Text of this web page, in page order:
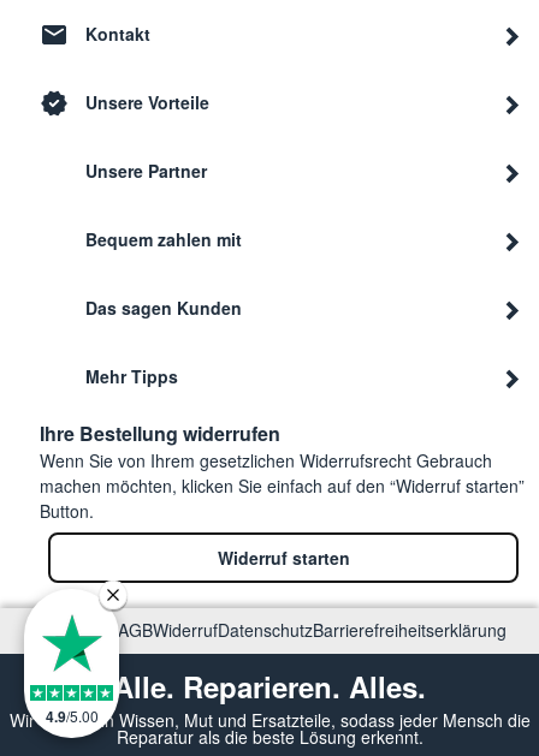
Kontakt
Unsere Vorteile
Unsere Partner
Bequem zahlen mit
Das sagen Kunden
Mehr Tipps
Ihre Bestellung widerrufen
Wenn Sie von Ihrem gesetzlichen Widerrufsrecht Gebrauch
machen möchten, klicken Sie einfach auf den “Widerruf starten”
Button.
Widerruf starten
ImpressumAGBWiderrufDatenschutzBarrierefreiheitserklärung
Alle. Reparieren. Alles.
Wir vermitteln Wissen, Mut und Ersatzteile, sodass jeder Mensch die
Reparatur als die beste Lösung erkennt.
4.9/5.00